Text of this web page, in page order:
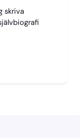
skriva